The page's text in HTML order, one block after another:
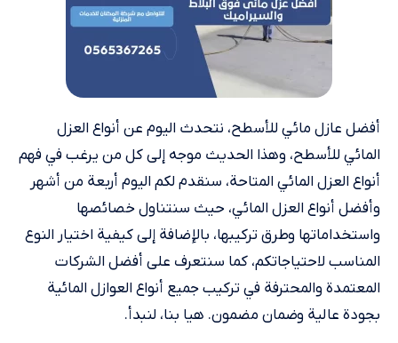
أفضل عازل مائي للأسطح، نتحدث اليوم عن أنواع العزل
المائي للأسطح، وهذا الحديث موجه إلى كل من يرغب في فهم
أنواع العزل المائي المتاحة، سنقدم لكم اليوم أربعة من أشهر
وأفضل أنواع العزل المائي، حيث سنتناول خصائصها
واستخداماتها وطرق تركيبها، بالإضافة إلى كيفية اختيار النوع
المناسب لاحتياجاتكم، كما سنتعرف على أفضل الشركات
المعتمدة والمحترفة في تركيب جميع أنواع العوازل المائية
بجودة عالية وضمان مضمون. هيا بنا، لنبدأ.